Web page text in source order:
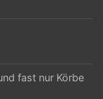
fast nur Körbe